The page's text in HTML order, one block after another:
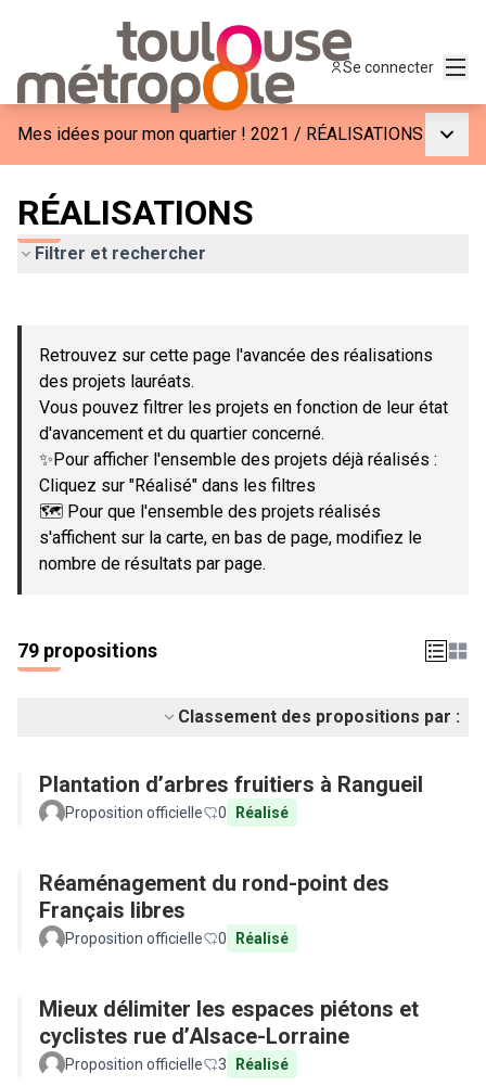
Se connecter
Mes idées pour mon quartier ! 2021 / RÉALISATIONS
RÉALISATIONS
Filtrer et rechercher
−
Retrouvez sur cette page l'avancée des réalisations
des projets lauréats.
Vous pouvez filtrer les projets en fonction de leur état
d'avancement et du quartier concerné.
✨Pour afficher l'ensemble des projets déjà réalisés :
Cliquez sur "Réalisé" dans les filtres
🗺️ Pour que l'ensemble des projets réalisés
s'affichent sur la carte, en bas de page, modifiez le
nombre de résultats par page.
79 propositions
Classement des propositions par :
Plantation d’arbres fruitiers à Rangueil
Proposition officielle 0 Réalisé
Réaménagement du rond-point des
Français libres
Proposition officielle 0 Réalisé
Mieux délimiter les espaces piétons et
cyclistes rue d’Alsace-Lorraine
Proposition officielle 3 Réalisé